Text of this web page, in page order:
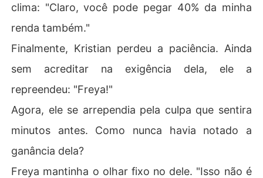
clima: "Claro, você pode pegar 40% da minha
renda também."
Finalmente, Kristian perdeu a paciência. Ainda
sem acreditar na exigência dela, ele a
repreendeu: "Freya!"
Agora, ele se arrependia pela culpa que sentira
minutos antes. Como nunca havia notado a
ganância dela?
Freya mantinha o olhar fixo no dele. "Isso não é